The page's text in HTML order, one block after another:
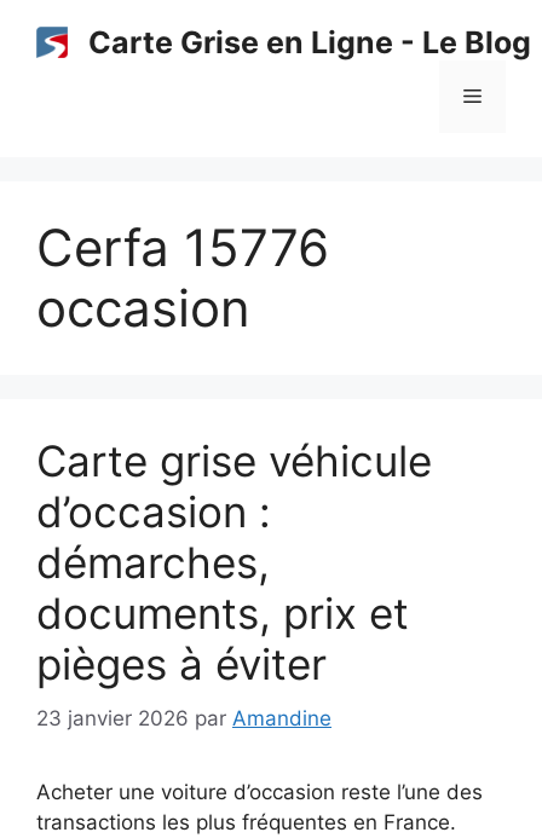
Carte Grise en Ligne - Le Blog
Menu
Cerfa 15776
occasion
Carte grise véhicule
d’occasion :
démarches,
documents, prix et
pièges à éviter
23 janvier 2026 par Amandine
Acheter une voiture d’occasion reste l’une des
transactions les plus fréquentes en France.